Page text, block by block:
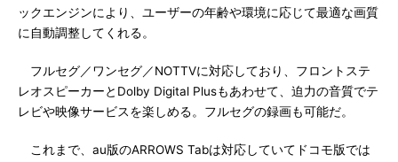
ックエンジンにより、ユーザーの年齢や環境に応じて最適な画質
に自動調整してくれる。
フルセグ／ワンセグ／NOTTVに対応しており、フロントステ
レオスピーカーとDolby Digital Plusもあわせて、迫力の音質でテ
レビや映像サービスを楽しめる。フルセグの録画も可能だ。
これまで、au版のARROWS Tabは対応していてドコモ版では